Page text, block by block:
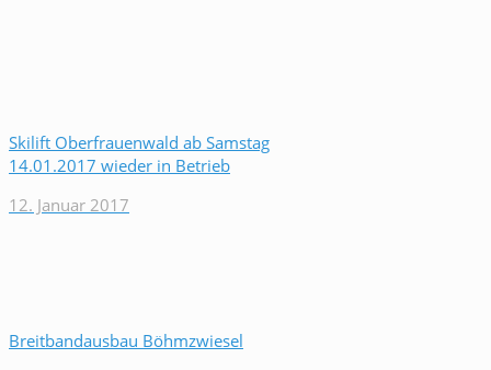
Skilift Oberfrauenwald ab Samstag
14.01.2017 wieder in Betrieb
12. Januar 2017
Breitbandausbau Böhmzwiesel